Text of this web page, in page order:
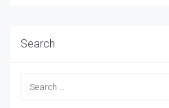
Search